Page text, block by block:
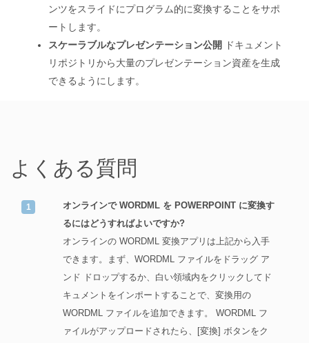
ンツをスライドにプログラム的に変換することをサポ
ートします。
スケーラブルなプレゼンテーション公開
ドキュメント
リポジトリから大量のプレゼンテーション資産を生成
できるようにします。
よくある質問
オンラインで WORDML を POWERPOINT に変換す
るにはどうすればよいですか?
オンラインの WORDML 変換アプリは上記から入手
できます。まず、WORDML ファイルをドラッグ ア
ンド ドロップするか、白い領域内をクリックしてド
キュメントをインポートすることで、変換用の
WORDML ファイルを追加できます。 WORDML フ
ァイルがアップロードされたら、[変換] ボタンをク